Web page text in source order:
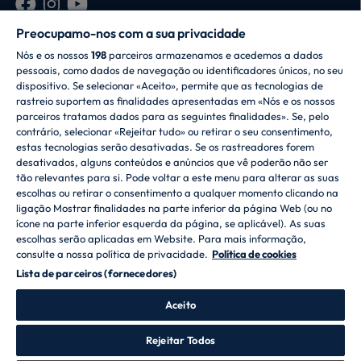
CANDY HOOVER GROUP S.r.I. - Unipessoal - SEDE
JURÍDICA: Via Comolli, 57 - 20861 Brugherio (MB) -
Itália - SEDES ADMINISTRATIVAS: Via Privata Eden
Fumagalli snc - 20861 Brugherio (MB) e Via Trento n.
20/A-22 - 20871 Vimercate (MB) - Itália - Tel.:
+39.039.2086.1 - Fax: +39.039.2086.237 - Capital
social 35 000 000,00 EUR integralmente realizado -
Cód. fiscal e n.º de inscrição na Conservatória do
Registo Comercial de Milão-Monza-Brianza-Lodi
04666310158 - NIF 00786860965 - N.º REA: MB-
1033934 - Autorização IT AEOF 211870 - Empresa
sujeita à gestão e coordenação da Candy S.p.A.
Preocupamo-nos com a sua privacidade
Nós e os nossos 198parceiros armazenamos e acedemos a dados
pessoais, como dados de navegação ou identificadores únicos, no seu
dispositivo. Se selecionar «Aceito», permite que as tecnologias de
rastreio suportem as finalidades apresentadas em «Nós e os nossos
parceiros tratamos dados para as seguintes finalidades». Se, pelo
contrário, selecionar «Rejeitar tudo» ou retirar o seu consentimento,
estas tecnologias serão desativadas. Se os rastreadores forem
desativados, alguns conteúdos e anúncios que vê poderão não ser
tão relevantes para si. Pode voltar a este menu para alterar as suas
escolhas ou retirar o consentimento a qualquer momento clicando na
ligação Mostrar finalidades na parte inferior da página Web (ou no
ícone na parte inferior esquerda da página, se aplicável). As suas
escolhas serão aplicadas em Website. Para mais informação,
consulte a nossa política de privacidade. Política de cookies
Lista de parceiros (fornecedores)
Aceito
Rejeitar Todos